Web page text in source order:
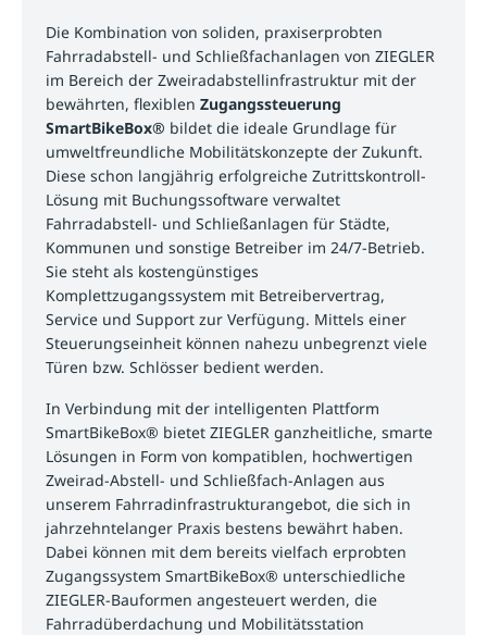
Die Kombination von soliden, praxiserprobten
Fahrradabstell- und Schließfachanlagen von ZIEGLER
im Bereich der Zweiradabstellinfrastruktur mit der
bewährten, flexiblenZugangssteuerung
SmartBikeBox® bildet die ideale Grundlage für
umweltfreundliche Mobilitätskonzepte der Zukunft.
Diese schon langjährig erfolgreiche Zutrittskontroll-
Lösung mit Buchungssoftware verwaltet
Fahrradabstell- und Schließanlagen für Städte,
Kommunen und sonstige Betreiber im 24/7-Betrieb.
Sie steht als kostengünstiges
Komplettzugangssystem mit Betreibervertrag,
Service und Support zur Verfügung. Mittels einer
Steuerungseinheit können nahezu unbegrenzt viele
Türen bzw. Schlösser bedient werden.
In Verbindung mit der intelligenten Plattform
SmartBikeBox® bietet ZIEGLER ganzheitliche, smarte
Lösungen in Form von kompatiblen, hochwertigen
Zweirad-Abstell- und Schließfach-Anlagen aus
unserem Fahrradinfrastrukturangebot, die sich in
jahrzehntelanger Praxis bestens bewährt haben.
Dabei können mit dem bereits vielfach erprobten
Zugangssystem SmartBikeBox® unterschiedliche
ZIEGLER-Bauformen angesteuert werden, die
Fahrradüberdachung und Mobilitätsstation